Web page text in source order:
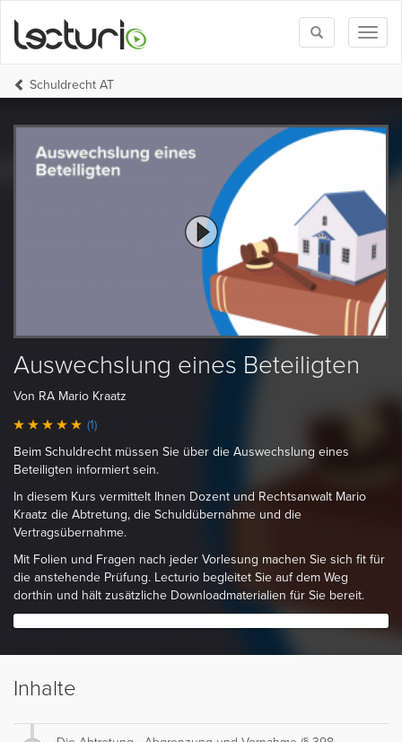
Toggle
search
Schuldrecht AT
Auswechslung eines Beteiligten
Von RA Mario Kraatz
(1)
Beim Schuldrecht müssen Sie über die Auswechslung eines
Beteiligten informiert sein.
In diesem Kurs vermittelt Ihnen Dozent und Rechtsanwalt Mario
Kraatz die Abtretung, die Schuldübernahme und die
Vertragsübernahme.
Mit Folien und Fragen nach jeder Vorlesung machen Sie sich fit für
die anstehende Prüfung. Lecturio begleitet Sie auf dem Weg
dorthin und hält zusätzliche Downloadmaterialien für Sie bereit.
Inhalte